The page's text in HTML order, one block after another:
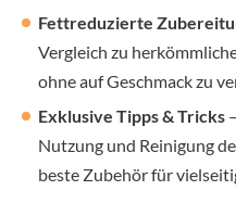
Fettreduzierte
Vergleich zu
ohne auf Geschmack zu
Exklusive Tipps & Tricks
Nutzung und Reinigung
beste Zubehör für